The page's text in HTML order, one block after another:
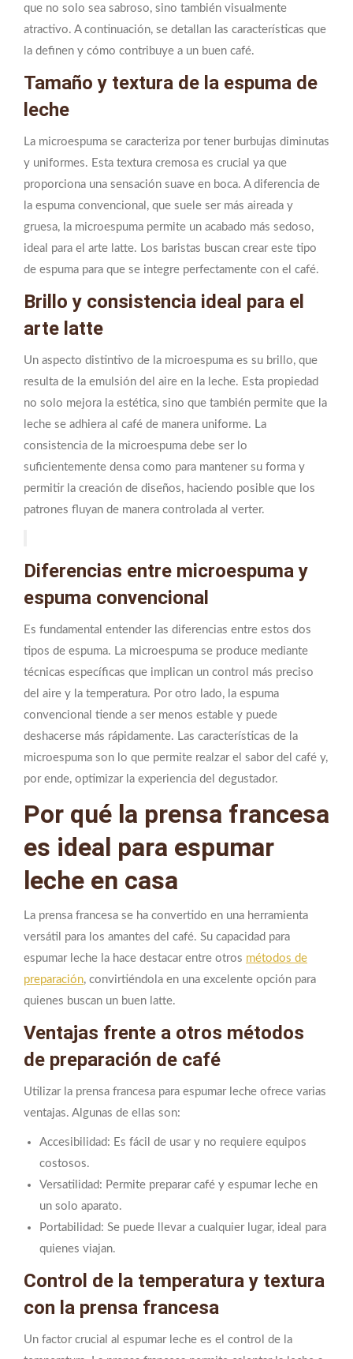
que no solo sea sabroso, sino también visualmente
atractivo. A continuación, se detallan las características que
la definen y cómo contribuye a un buen café.
Tamaño y textura de la espuma de
leche
La microespuma se caracteriza por tener burbujas diminutas
y uniformes. Esta textura cremosa es crucial ya que
proporciona una sensación suave en boca. A diferencia de
la espuma convencional, que suele ser más aireada y
gruesa, la microespuma permite un acabado más sedoso,
ideal para el arte latte. Los baristas buscan crear este tipo
de espuma para que se integre perfectamente con el café.
Brillo y consistencia ideal para el
arte latte
Un aspecto distintivo de la microespuma es su brillo, que
resulta de la emulsión del aire en la leche. Esta propiedad
no solo mejora la estética, sino que también permite que la
leche se adhiera al café de manera uniforme. La
consistencia de la microespuma debe ser lo
suficientemente densa como para mantener su forma y
permitir la creación de diseños, haciendo posible que los
patrones fluyan de manera controlada al verter.
Diferencias entre microespuma y
espuma convencional
Es fundamental entender las diferencias entre estos dos
tipos de espuma. La microespuma se produce mediante
técnicas específicas que implican un control más preciso
del aire y la temperatura. Por otro lado, la espuma
convencional tiende a ser menos estable y puede
deshacerse más rápidamente. Las características de la
microespuma son lo que permite realzar el sabor del café y,
por ende, optimizar la experiencia del degustador.
Por qué la prensa francesa
es ideal para espumar
leche en casa
La prensa francesa se ha convertido en una herramienta
versátil para los amantes del café. Su capacidad para
espumar leche la hace destacar entre otros métodos de
preparación, convirtiéndola en una excelente opción para
quienes buscan un buen latte.
Ventajas frente a otros métodos
de preparación de café
Utilizar la prensa francesa para espumar leche ofrece varias
ventajas. Algunas de ellas son:
Accesibilidad: Es fácil de usar y no requiere equipos
costosos.
Versatilidad: Permite preparar café y espumar leche en
un solo aparato.
Portabilidad: Se puede llevar a cualquier lugar, ideal para
quienes viajan.
Control de la temperatura y textura
con la prensa francesa
Un factor crucial al espumar leche es el control de la